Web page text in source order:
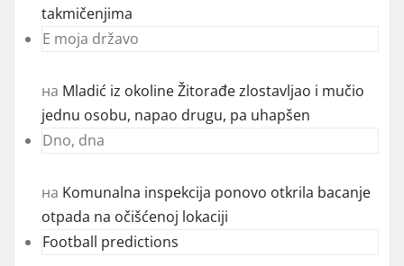
takmičenjima
E moja državo
на Mladić iz okoline Žitorađe zlostavljao i mučio
jednu osobu, napao drugu, pa uhapšen
Dno, dna
на Komunalna inspekcija ponovo otkrila bacanje
otpada na očišćenoj lokaciji
Football predictions